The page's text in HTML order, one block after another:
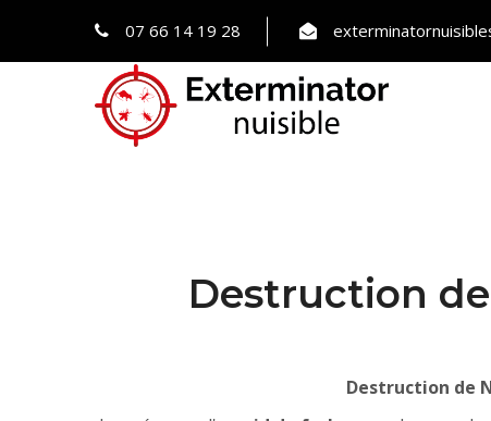
07 66 14 19 28
Destruction
Destruction de